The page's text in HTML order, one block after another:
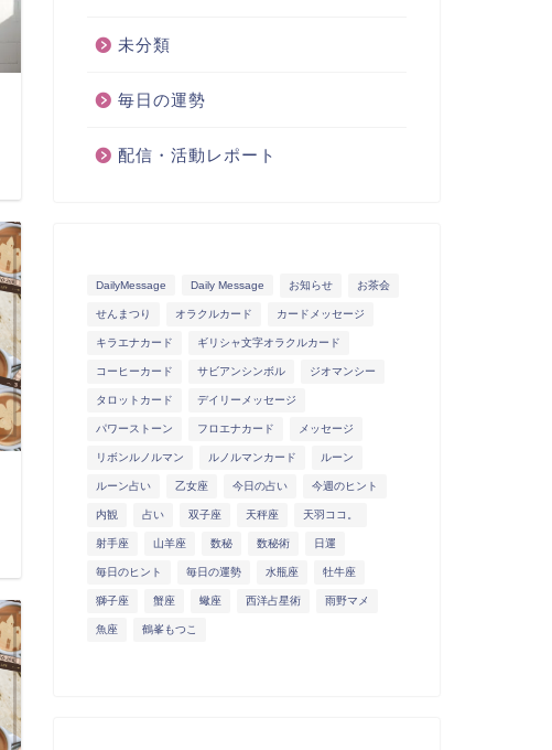
未分類
毎日の運勢
配信・活動レポート
DailyMessage Daily Message お知らせ お茶会
せんまつり オラクルカード カードメッセージ
キラエナカード ギリシャ文字オラクルカード
コーヒーカード サビアンシンボル ジオマンシー
タロットカード デイリーメッセージ
パワーストーン フロエナカード メッセージ
リボンルノルマン ルノルマンカード ルーン
ルーン占い 乙女座 今日の占い 今週のヒント
内観 占い 双子座 天秤座 天羽ココ。
射手座 山羊座 数秘 数秘術 日運
毎日のヒント 毎日の運勢 水瓶座 牡牛座
獅子座 蟹座 蠍座 西洋占星術 雨野マメ
魚座 鶴峯もつこ